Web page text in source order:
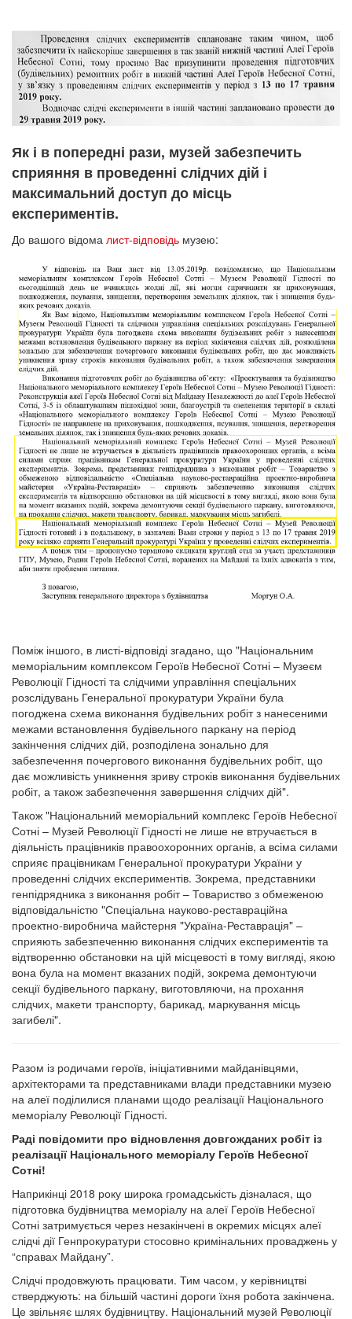
Як і в попередні рази, музей забезпечить
сприяння в проведенні слідчих дій і
максимальний доступ до місць
експериментів.
До вашого відома лист-відповідь музею:
Поміж іншого, в листі-відповіді згадано, що "Національним
меморіальним комплексом Героїв Небесної Сотні – Музеєм
Революції Гідності та слідчими управління спеціальних
розслідувань Генеральної прокуратури України була
погоджена схема виконання будівельних робіт з нанесеними
межами встановлення будівельного паркану на період
закінчення слідчих дій, розподілена зонально для
забезпечення почергового виконання будівельних робіт, що
дає можливість уникнення зриву строків виконання будівельних
робіт, а також забезпечення завершення слідчих дій".
Також "Національний меморіальний комплекс Героїв Небесної
Сотні – Музей Революції Гідності не лише не втручається в
діяльність працівників правоохоронних органів, а всіма силами
сприяє працівникам Генеральної прокуратури України у
проведенні слідчих експериментів. Зокрема, представники
генпідрядника з виконання робіт – Товариство з обмеженою
відповідальністю "Спеціальна науково-реставраційна
проектно-виробнича майстерня "Україна-Реставрація" –
сприяють забезпеченню виконання слідчих експериментів та
відтворенню обстановки на цій місцевості в тому вигляді, якою
вона була на момент вказаних подій, зокрема демонтуючи
секції будівельного паркану, виготовляючи, на прохання
слідчих, макети транспорту, барикад, маркування місць
загибелі".
Разом із родичами героїв, ініціативними майданівцями,
архітекторами та представниками влади представники музею
на алеї поділилися планами щодо реалізації Національного
меморіалу Революції Гідності.
Раді повідомити про відновлення довгожданих робіт із
реалізації Національного меморіалу Героїв Небесної
Сотні!
Наприкінці 2018 року широка громадськість дізналася, що
підготовка будівництва меморіалу на алеї Героїв Небесної
Сотні затримується через незакінчені в окремих місцях алеї
слідчі дії Генпрокуратури стосовно кримінальних проваджень у
“справах Майдану”.
Слідчі продовжують працювати. Тим часом, у керівництві
стверджують: на більшій частині дороги їхня робота закінчена.
Це звільняє шлях будівництву. Національний музей Революції